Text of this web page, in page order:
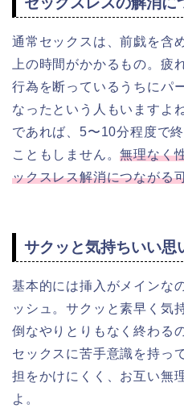
通常セックスは、前戯を含
上の時間がかかるもの。疲
行為を断っているうちにパ
なったという人もいますよ
であれば、5〜10分程度で
こともしません。無理なく
ックスレス解消につながる
サクッと気持ちいい思
基本的には挿入がメインな
ッシュ。サクッと素早く気
倒なやりとりもなく終わる
セックスに苦手意識を持っ
担をかけにくく、お互い無
よ。